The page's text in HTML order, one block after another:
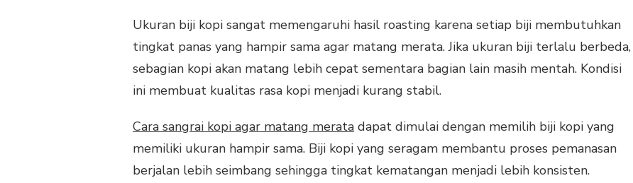
Ukuran biji kopi sangat memengaruhi hasil roasting karena setiap biji membutuhkan
tingkat panas yang hampir sama agar matang merata. Jika ukuran biji terlalu berbeda,
sebagian kopi akan matang lebih cepat sementara bagian lain masih mentah. Kondisi
ini membuat kualitas rasa kopi menjadi kurang stabil.
Cara sangrai kopi agar matang merata dapat dimulai dengan memilih biji kopi yang
memiliki ukuran hampir sama. Biji kopi yang seragam membantu proses pemanasan
berjalan lebih seimbang sehingga tingkat kematangan menjadi lebih konsisten.